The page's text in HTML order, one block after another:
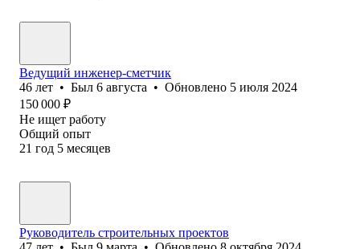
Ведущий инженер-сметчик
46 лет • Был 6 августа • Обновлено 5 июля 2024
150 000 ₽
Не ищет работу
Общий опыт
21 год 5 месяцев
Руководитель строительных проектов